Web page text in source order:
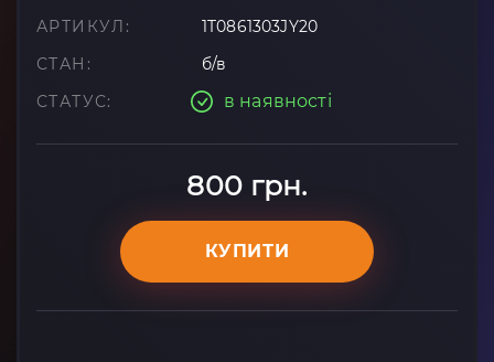
АРТИКУЛ:
1T0861303JY20
СТАН:
б/в
СТАТУС:
в наявності
800 грн.
КУПИТИ